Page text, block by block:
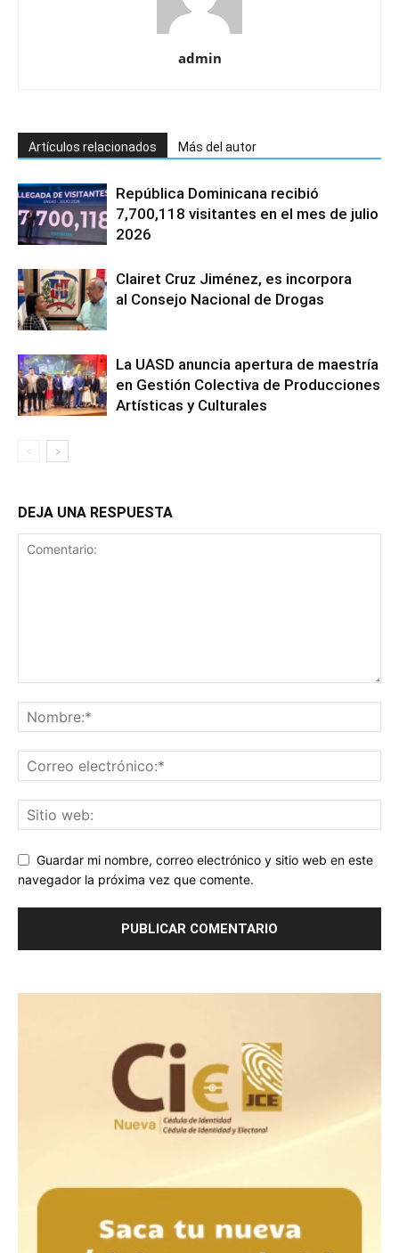
admin
Artículos relacionados Más del autor
República Dominicana recibió
7,700,118 visitantes en el mes de julio
2026
Clairet Cruz Jiménez, es incorpora
al Consejo Nacional de Drogas
La UASD anuncia apertura de maestría
en Gestión Colectiva de Producciones
Artísticas y Culturales
DEJA UNA RESPUESTA
Guardar mi nombre, correo electrónico y sitio web en este
navegador la próxima vez que comente.